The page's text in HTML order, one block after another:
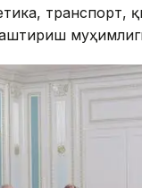
транспорт,